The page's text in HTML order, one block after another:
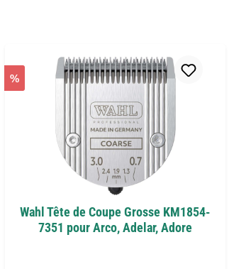
%
Wahl Tête de Coupe Grosse KM1854-
7351 pour Arco, Adelar, Adore